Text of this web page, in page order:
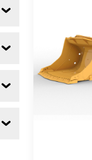



